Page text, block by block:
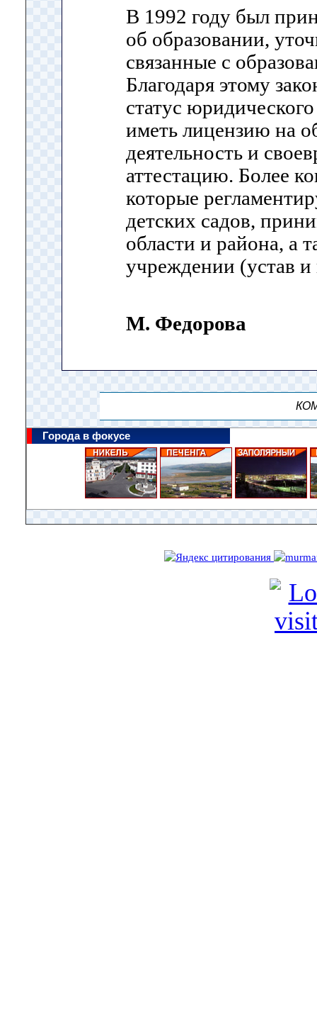
В 1992 году был
об образовании,
связанные с
Благодаря этому
статус
иметь лицензию на
деятельность и
аттестацию. Более
которые
детских садов,
области и района, а
учреждении (устав
М. Федорова
Города в фокусе